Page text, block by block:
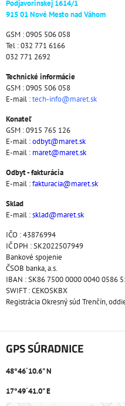
Podjavorinskej 1614/1
915 01 Nové Mesto nad Váhom
GSM : 0905 506 058
Tel : 032 771 6166
032 771 2692
Technické informácie
GSM : 0905 506 058
E-mail :tech-info@maret.sk
Konateľ
GSM : 0915 765 126
E-mail :odbyt@maret.sk
E-mail : maret@maret.sk
Odbyt - fakturácia
E-mail :fakturacia@maret.sk
Sklad
E-mail :sklad@maret.sk
IČO : 43876994
IČ DPH : SK2022507949
Bankové spojenie
ČSOB banka, a.s.
IBAN : SK86 7500 0000 0040 0586
SWIFT : CEKOSKBX
Registrácia Okresný súd Trenčín,
GPS SÚRADNICE
48°46´10.6" N
17°49´41.0" E